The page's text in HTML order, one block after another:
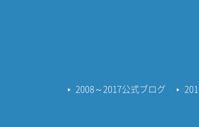
2008～2017公式ブログ